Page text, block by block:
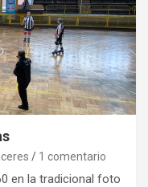
1 comentario
en la tradicional foto